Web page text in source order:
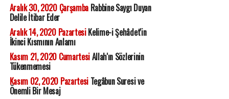
Aralık 30, 2020 ÇarşambaRabbine Saygı Duyan
Delile İtibar Eder
Aralık 14, 2020 PazartesiKelime-i Şehâdet'in
İkinci Kısmının Anlamı
Kasım 21, 2020 CumartesiAllah'ın Sözlerinin
Tükenmemesi
Kasım 02, 2020 PazartesiTegâbun Suresi ve
Önemli Bir Mesaj